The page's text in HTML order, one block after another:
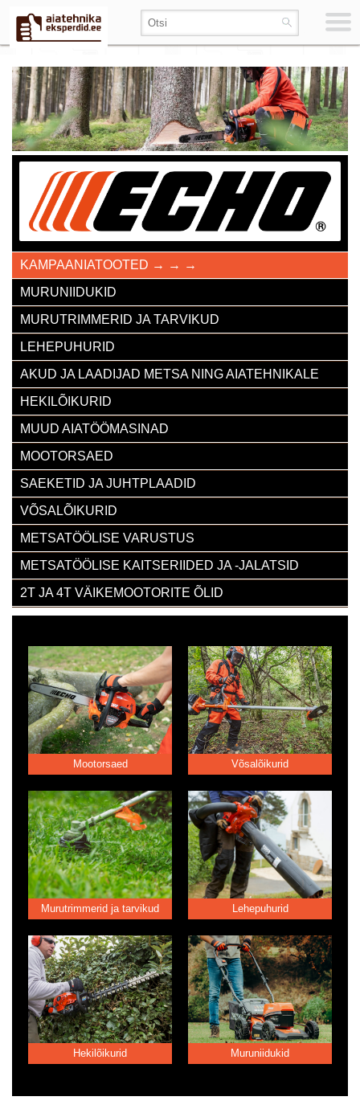
KAMPAANIATOOTED → → →
MURUNIIDUKID
MURUTRIMMERID JA TARVIKUD
LEHEPUHURID
AKUD JA LAADIJAD METSA NING AIATEHNIKALE
HEKILÕIKURID
MUUD AIATÖÖMASINAD
MOOTORSAED
SAEKETID JA JUHTPLAADID
VÕSALÕIKURID
METSATÖÖLISE VARUSTUS
METSATÖÖLISE KAITSERIIDED JA -JALATSID
2T JA 4T VÄIKEMOOTORITE ÕLID
Mootorsaed Võsalõikurid
Murutrimmerid ja tarvikud Lehepuhurid
Hekilõikurid Muruniidukid